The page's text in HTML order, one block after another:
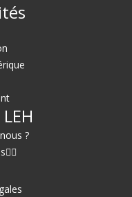
?